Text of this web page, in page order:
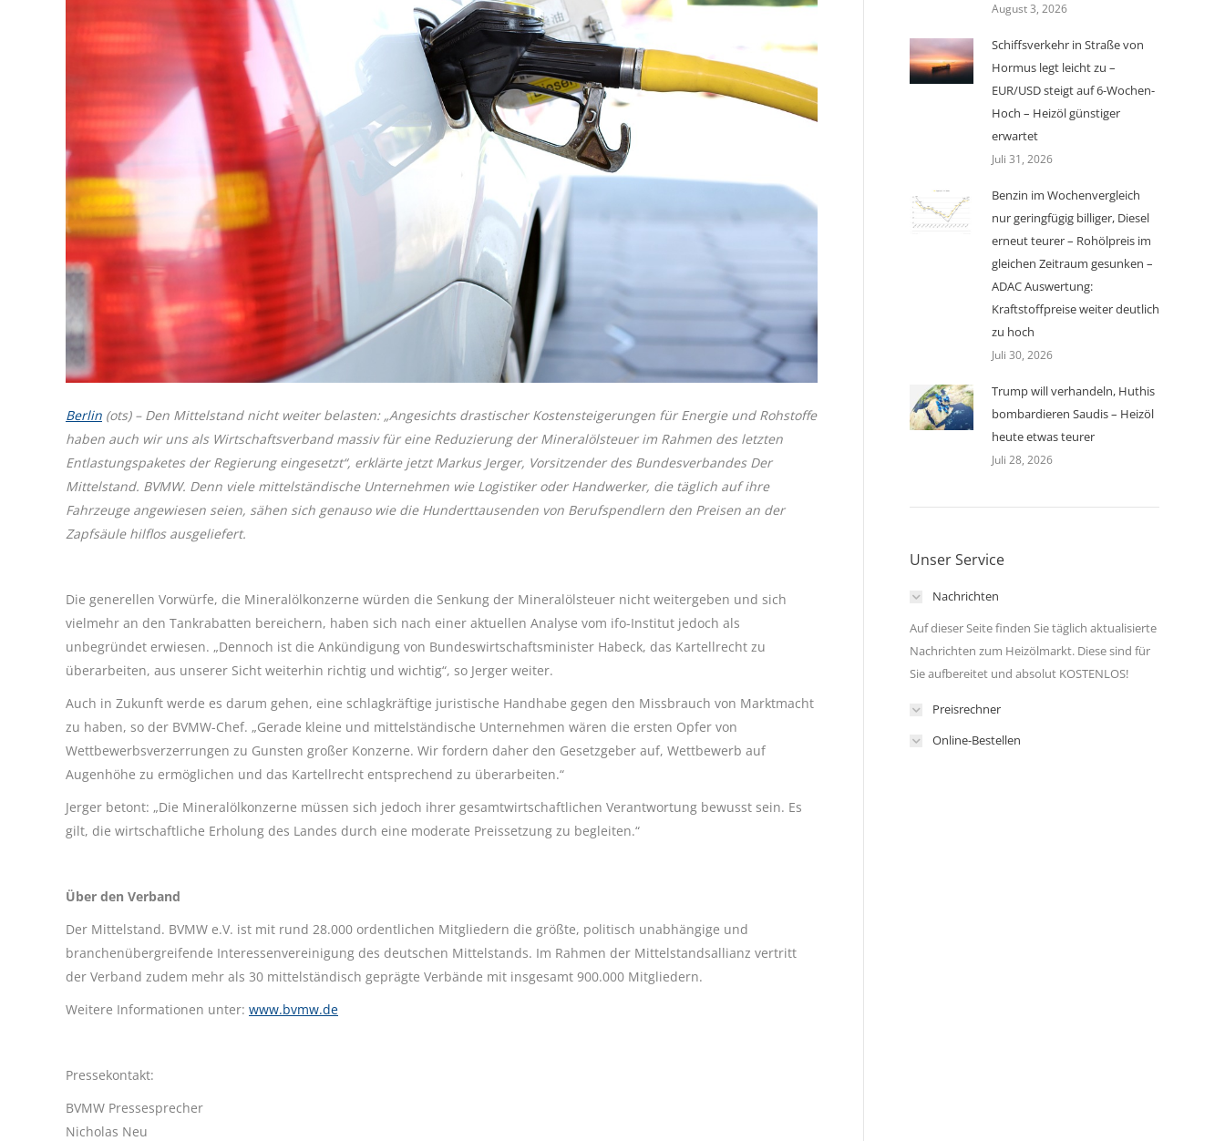
Berlin (ots) – Den Mittelstand nicht weiter belasten: „Angesichts drastischer Kostensteigerungen für Energie und Rohstoffe
haben auch wir uns als Wirtschaftsverband massiv für eine Reduzierung der Mineralölsteuer im Rahmen des letzten
Entlastungspaketes der Regierung eingesetzt“, erklärte jetzt Markus Jerger, Vorsitzender des Bundesverbandes Der
Mittelstand. BVMW. Denn viele mittelständische Unternehmen wie Logistiker oder Handwerker, die täglich auf ihre
Fahrzeuge angewiesen seien, sähen sich genauso wie die Hunderttausenden von Berufspendlern den Preisen an der
Zapfsäule hilflos ausgeliefert.
Die generellen Vorwürfe, die Mineralölkonzerne würden die Senkung der Mineralölsteuer nicht weitergeben und sich
vielmehr an den Tankrabatten bereichern, haben sich nach einer aktuellen Analyse vom ifo-Institut jedoch als
unbegründet erwiesen. „Dennoch ist die Ankündigung von Bundeswirtschaftsminister Habeck, das Kartellrecht zu
überarbeiten, aus unserer Sicht weiterhin richtig und wichtig“, so Jerger weiter.
Auch in Zukunft werde es darum gehen, eine schlagkräftige juristische Handhabe gegen den Missbrauch von Marktmacht
zu haben, so der BVMW-Chef. „Gerade kleine und mittelständische Unternehmen wären die ersten Opfer von
Wettbewerbsverzerrungen zu Gunsten großer Konzerne. Wir fordern daher den Gesetzgeber auf, Wettbewerb auf
Augenhöhe zu ermöglichen und das Kartellrecht entsprechend zu überarbeiten.“
Jerger betont: „Die Mineralölkonzerne müssen sich jedoch ihrer gesamtwirtschaftlichen Verantwortung bewusst sein. Es
gilt, die wirtschaftliche Erholung des Landes durch eine moderate Preissetzung zu begleiten.“
Über den Verband
Der Mittelstand. BVMW e.V. ist mit rund 28.000 ordentlichen Mitgliedern die größte, politisch unabhängige und
branchenübergreifende Interessenvereinigung des deutschen Mittelstands. Im Rahmen der Mittelstandsallianz vertritt
der Verband zudem mehr als 30 mittelständisch geprägte Verbände mit insgesamt 900.000 Mitgliedern.
Weitere Informationen unter: www.bvmw.de
Pressekontakt:
BVMW Pressesprecher
Nicholas Neu
August 3, 2026
Schiffsverkehr in Straße von
Hormus legt leicht zu –
EUR/USD steigt auf 6-Wochen-
Hoch – Heizöl günstiger
erwartet
Juli 31, 2026
Benzin im Wochenvergleich
nur geringfügig billiger, Diesel
erneut teurer – Rohölpreis im
gleichen Zeitraum gesunken –
ADAC Auswertung:
Kraftstoffpreise weiter deutlich
zu hoch
Juli 30, 2026
Trump will verhandeln, Huthis
bombardieren Saudis – Heizöl
heute etwas teurer
Juli 28, 2026
Unser Service
Nachrichten
Auf dieser Seite finden Sie täglich aktualisierte
Nachrichten zum Heizölmarkt. Diese sind für
Sie aufbereitet und absolut KOSTENLOS!
Preisrechner
Online-Bestellen